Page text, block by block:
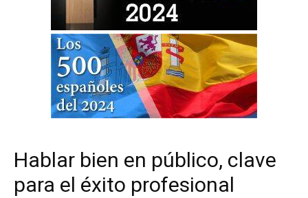
Hablar bien en público, clave
para el éxito profesional